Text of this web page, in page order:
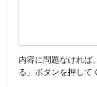
内容に問題なければ
る」ボタンを押して